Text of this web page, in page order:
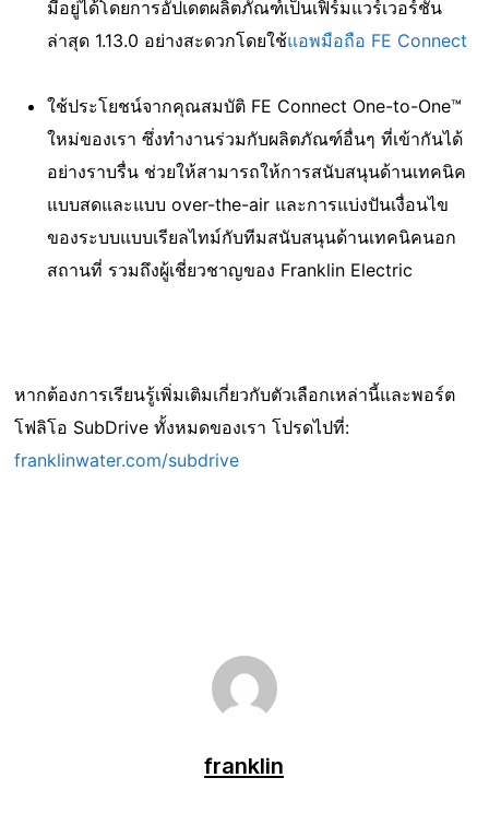
มีอยู่ได้โดยการอัปเดตผลิตภัณฑ์เป็นเฟิร์มแวร์เวอร์ชัน
ล่าสุด 1.13.0 อย่างสะดวกโดยใช้แอพมือถือ FE Connect
ใช้ประโยชน์จากคุณสมบัติ FE Connect One-to-One™
ใหม่ของเรา ซึ่งทํางานร่วมกับผลิตภัณฑ์อื่นๆ ที่เข้ากันได้
อย่างราบรื่น ช่วยให้สามารถให้การสนับสนุนด้านเทคนิค
แบบสดและแบบ over-the-air และการแบ่งปันเงื่อนไข
ของระบบแบบเรียลไทม์กับทีมสนับสนุนด้านเทคนิคนอก
สถานที่ รวมถึงผู้เชี่ยวชาญของ Franklin Electric
หากต้องการเรียนรู้เพิ่มเติมเกี่ยวกับตัวเลือกเหล่านี้และพอร์ต
โฟลิโอ SubDrive ทั้งหมดของเรา โปรดไปที่:
franklinwater.com/subdrive
franklin